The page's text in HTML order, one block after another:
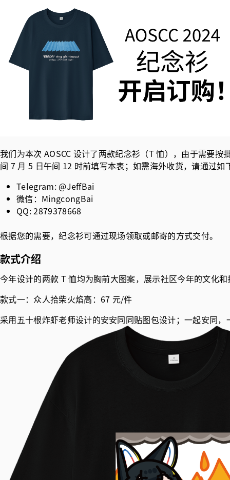
我们为本次 AOSCC 设计了两款纪念衫（T 恤），由于需要
间 7 月 5 日午间 12 时前填写本表；如需海外收货，请通过如
Telegram: @JeffBai
微信：MingcongBai
QQ: 2879378668
根据您的需要，纪念衫可通过现场领取或邮寄的方式交付。
款式介绍
今年设计的两款 T 恤均为胸前大图案，展示社区今年的文化
款式一：众人拾柴火焰高：67 元/件
采用五十根炸虾老师设计的安安同同贴图包设计；一起安同